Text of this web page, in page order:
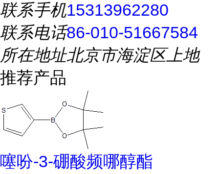
联系手机15313962280
联系电话86-010-51667584
所在地址北京市海淀区上地
推荐产品
噻吩-3-硼酸频哪醇酯